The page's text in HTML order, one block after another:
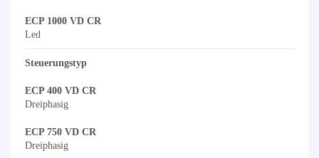
ECP 1000 VD CR
Led
Steuerungstyp
ECP 400 VD CR
Dreiphasig
ECP 750 VD CR
Dreiphasig